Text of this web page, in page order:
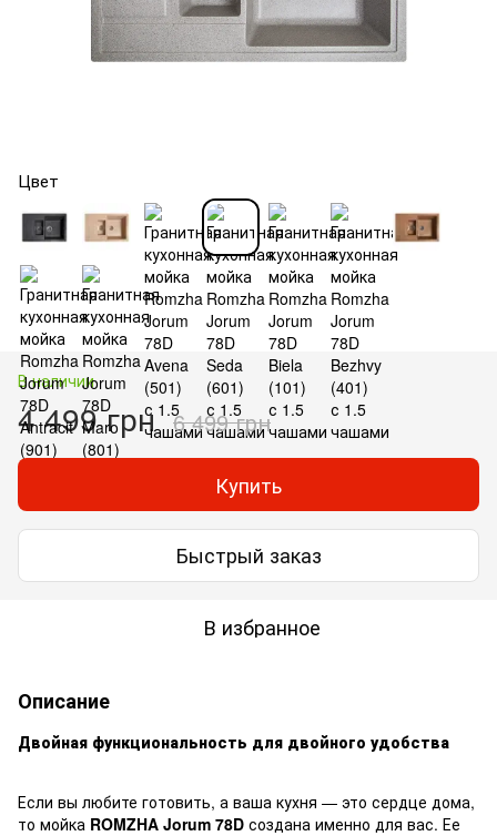
Цвет
В наличии
4 499 грн 6 499 грн
Купить
Быстрый заказ
В избранное
Описание
Двойная функциональность для двойного удобства
Если вы любите готовить, а ваша кухня — это сердце дома,
то мойка ROMZHA Jorum 78D создана именно для вас. Ее